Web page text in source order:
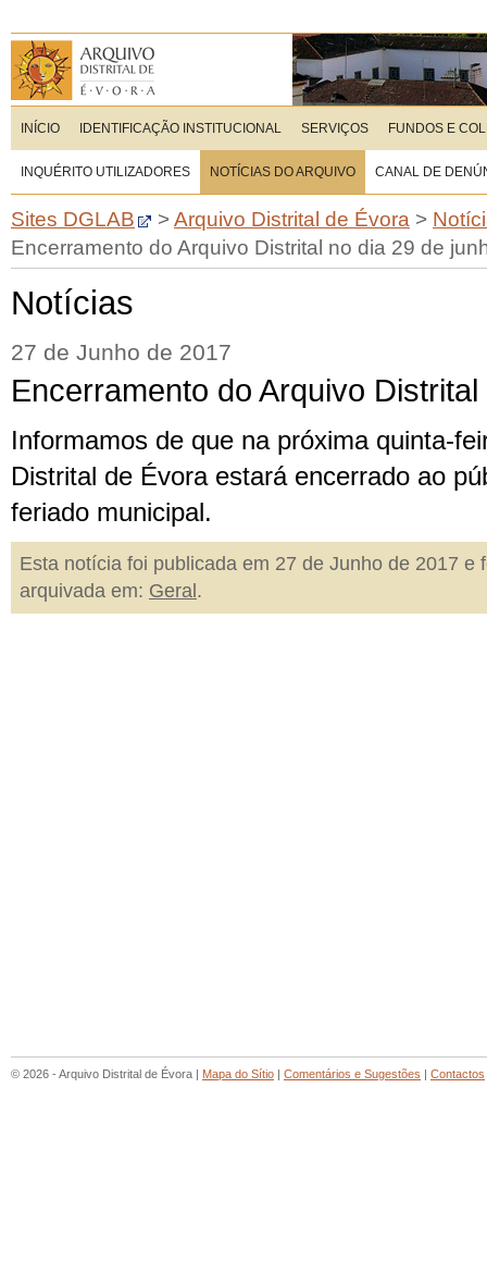
INÍCIO IDENTIFICAÇÃO INSTITUCIONAL SERVIÇOS FUNDOS E
INQUÉRITO UTILIZADORES NOTÍCIAS DO ARQUIVO CANAL DE
Sites DGLAB >Arquivo Distrital de Évora >
Encerramento do Arquivo Distrital no dia 29 de
Notícias
27 de Junho de 2017
Encerramento do Arquivo
Informamos de que na próxima quinta-
Distrital de Évora estará encerrado ao
feriado municipal.
Esta notícia foi publicada em 27 de Junho de 2017 e
arquivada em: Geral .
© 2026 - Arquivo Distrital de Évora | Mapa do Sítio Comentários e Sugestões Contactos